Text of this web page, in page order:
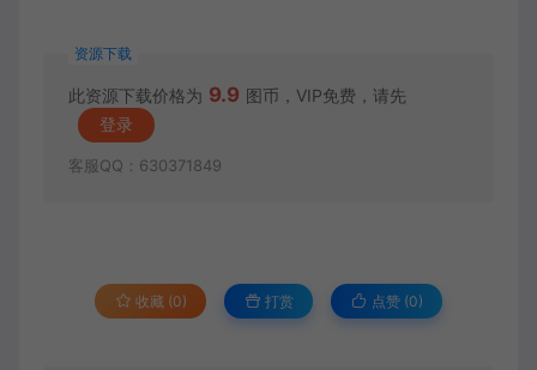
资源下载
此资源下载价格为 9.9 图币，VIP免费，请先
登录
客服QQ：630371849
收藏 (0) 打赏 点赞 (0)